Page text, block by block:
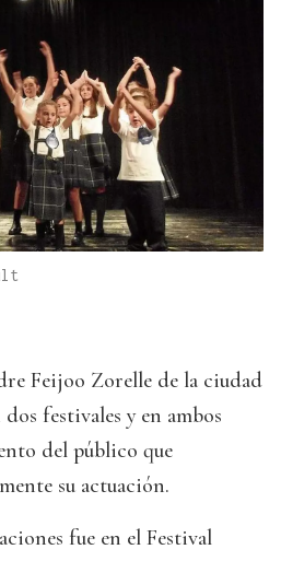
Feijoo Zorelle de la ciudad
festivales y en ambos
del público que
su actuación.
fue en el Festival